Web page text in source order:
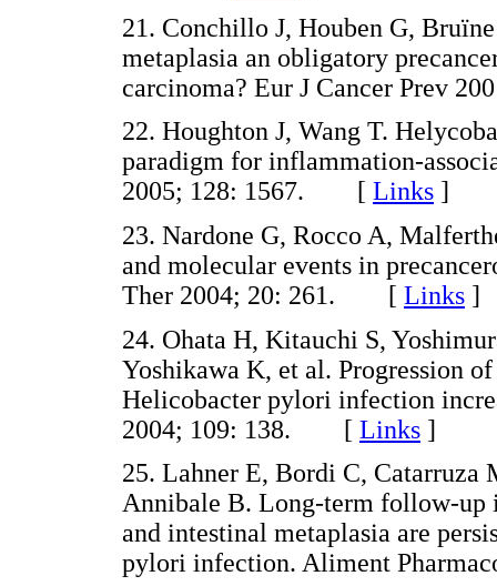
21. Conchillo J, Houben G,
metaplasia an obligatory
carcinoma? Eur J Cancer
22. Houghton J, Wang T.
paradigm for inflammation-
2005; 128: 1567. [ Links ]
23. Nardone G, Rocco A,
and molecular events in
Ther 2004; 20: 261. [ Links ]
24. Ohata H, Kitauchi S,
Yoshikawa K, et al. Progression
Helicobacter pylori infection
2004; 109: 138. [ Links ]
25. Lahner E, Bordi C,
Annibale B. Long-term follow-up
and intestinal metaplasia are
pylori infection. Aliment